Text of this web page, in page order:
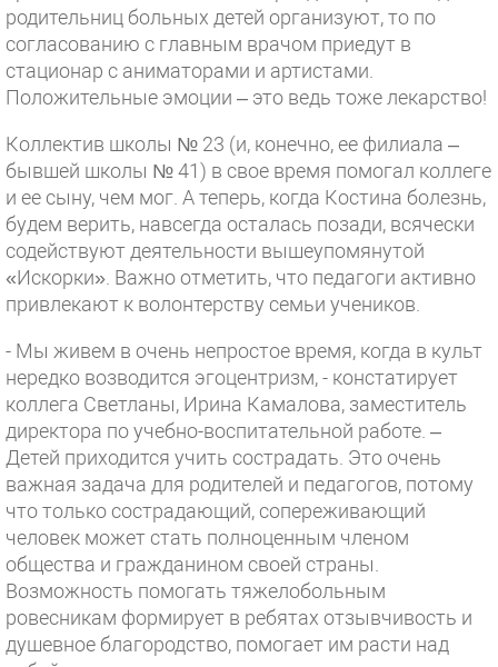
родительниц больных детей организуют, то по
согласованию с главным врачом приедут в
стационар с аниматорами и артистами.
Положительные эмоции – это ведь тоже лекарство!
Коллектив школы № 23 (и, конечно, ее филиала –
бывшей школы № 41) в свое время помогал коллеге
и ее сыну, чем мог. А теперь, когда Костина болезнь,
будем верить, навсегда осталась позади, всячески
содействуют деятельности вышеупомянутой
«Искорки». Важно отметить, что педагоги активно
привлекают к волонтерству семьи учеников.
- Мы живем в очень непростое время, когда в культ
нередко возводится эгоцентризм, - констатирует
коллега Светланы, Ирина Камалова, заместитель
директора по учебно-воспитательной работе. –
Детей приходится учить сострадать. Это очень
важная задача для родителей и педагогов, потому
что только сострадающий, сопереживающий
человек может стать полноценным членом
общества и гражданином своей страны.
Возможность помогать тяжелобольным
ровесникам формирует в ребятах отзывчивость и
душевное благородство, помогает им расти над